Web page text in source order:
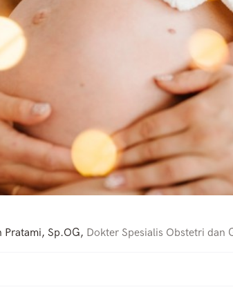
Pratami, Sp.OG, Dokter Spesialis Obstetri dan